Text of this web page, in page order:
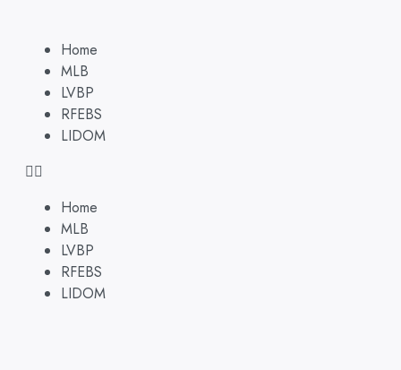
Home
MLB
LVBP
RFEBS
LIDOM
Home
MLB
LVBP
RFEBS
LIDOM